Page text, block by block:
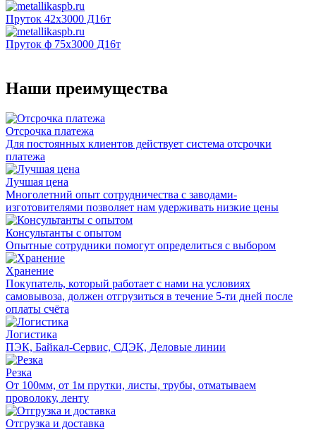
Пруток 42х3000 Д16т
Пруток ф 75х3000 Д16т
Наши преимущества
Отсрочка платежа
Для постоянных клиентов действует система отсрочки
платежа
Лучшая цена
Многолетний опыт сотрудничества с заводами-
изготовителями позволяет нам удерживать низкие цены
Консультанты с опытом
Опытные сотрудники помогут определиться с выбором
Хранение
Покупатель, который работает с нами на условиях
самовывоза, должен отгрузиться в течение 5-ти дней после
оплаты счёта
Логистика
ПЭК, Байкал-Сервис, СДЭК, Деловые линии
Резка
От 100мм, от 1м прутки, листы, трубы, отматываем
проволоку, ленту
Отгрузка и доставка